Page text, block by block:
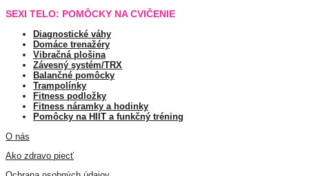
SEXI TELO: POMÔCKY NA CVIČENIE
Diagnostické váhy
Domáce trenažéry
Vibračná plošina
Závesný systém/TRX
Balančné pomôcky
Trampolínky
Fitness podložky
Fitness náramky a hodinky
Pomôcky na HIIT a funkčný tréning
O nás
Ako zdravo piecť